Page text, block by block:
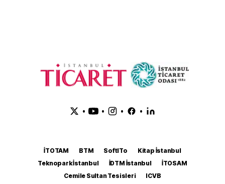
• • • •
İTOTAM BTM SoftITo
Kitap İstanbul
Teknopark İstanbul
İDTM İstanbul
İTOSAM
Cemile Sultan Tesisleri
ICVB